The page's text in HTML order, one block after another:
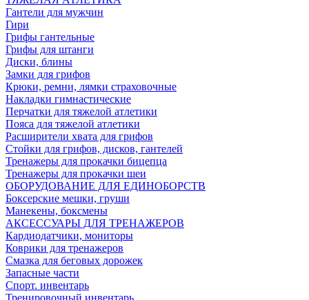
Гантели для мужчин
Гири
Грифы гантельные
Грифы для штанги
Диски, блины
Замки для грифов
Крюки, ремни, лямки страховочные
Накладки гимнастические
Перчатки для тяжелой атлетики
Пояса для тяжелой атлетики
Расширители хвата для грифов
Стойки для грифов, дисков, гантелей
Тренажеры для прокачки бицепца
Тренажеры для прокачки шеи
ОБОРУДОВАНИЕ ДЛЯ ЕДИНОБОРСТВ
Боксерские мешки, груши
Манекены, боксмены
АКСЕССУАРЫ ДЛЯ ТРЕНАЖЕРОВ
Кардиодатчики, мониторы
Коврики для тренажеров
Смазка для беговых дорожек
Запасные части
Спорт. инвентарь
Тренировочный инвентарь